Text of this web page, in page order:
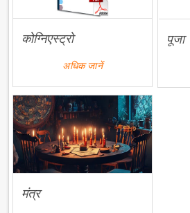
कोग्निएस्ट्रो
अधिक जानें
पूजा
मंत्र